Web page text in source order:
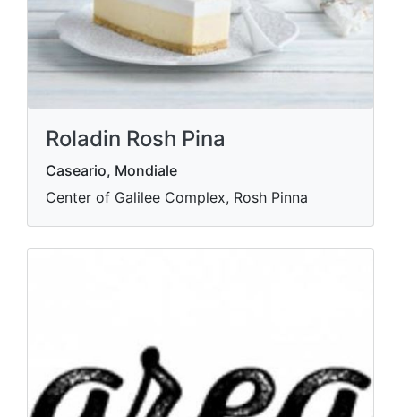
Roladin Rosh Pina
Caseario, Mondiale
Center of Galilee Complex, Rosh Pinna